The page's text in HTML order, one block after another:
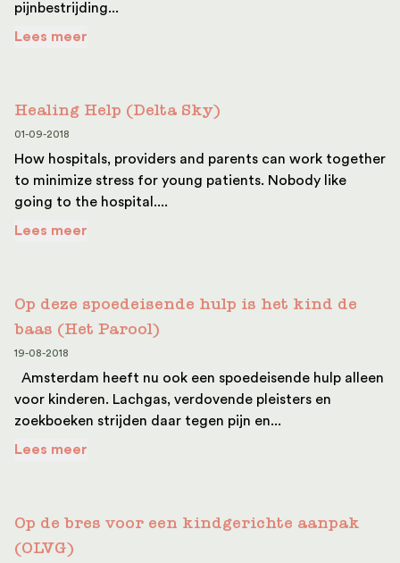
pijnbestrijding...
Lees meer
Healing Help (Delta Sky)
01-09-2018
How hospitals, providers and parents can work together
to minimize stress for young patients. Nobody like
going to the hospital....
Lees meer
Op deze spoedeisende hulp is het kind de
baas (Het Parool)
19-08-2018
Amsterdam heeft nu ook een spoedeisende hulp alleen
voor kinderen. Lachgas, verdovende pleisters en
zoekboeken strijden daar tegen pijn en...
Lees meer
Op de bres voor een kindgerichte aanpak
(OLVG)